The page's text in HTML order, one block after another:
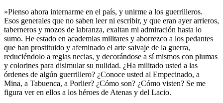
»Pienso ahora internarme en el país, y unirme a los guerrilleros.
Esos generales que no saben leer ni escribir, y que eran ayer arrieros,
taberneros y mozos de labranza, exaltan mi admiración hasta lo
sumo. He estado en academias militares y aborrezco a los pedantes
que han prostituido y afeminado el arte salvaje de la guerra,
reduciéndolo a reglas necias, y decorándose a sí mismos con plumas
y colorines para disimular su nulidad. ¿Ha militado usted a las
órdenes de algún guerrillero? ¿Conoce usted al Empecinado, a
Mina, a Tabuenca, a Porlier? ¿Cómo son? ¿Cómo visten? Se me
figura ver en ellos a los héroes de Atenas y del Lacio.